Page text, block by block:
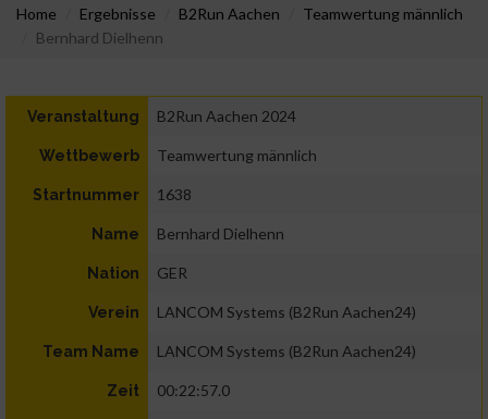
Home Ergebnisse B2Run Aachen
Teamwertung männlich
Bernhard Dielhenn
Veranstaltung B2Run Aachen 2024
Wettbewerb Teamwertung männlich
Startnummer 1638
Name Bernhard Dielhenn
Nation GER
Verein LANCOM Systems (B2Run Aachen24)
Team Name LANCOM Systems (B2Run Aachen24)
Zeit 00:22:57.0